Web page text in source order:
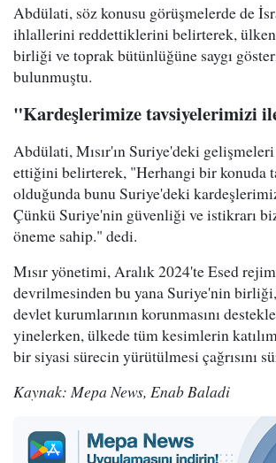
Abdülati, söz konusu görüşmelerde de
ihlallerini reddettiklerini belirterek,
birliği ve toprak bütünlüğüne saygı
bulunmuştu.
"Kardeşlerimize tavsiyelerimizi
Abdülati, Mısır'ın Suriye'deki
ettiğini belirterek, "Herhangi bir konuda
olduğunda bunu Suriye'deki
Çünkü Suriye'nin güvenliği ve istikrarı
öneme sahip." dedi.
Mısır yönetimi, Aralık 2024'te Esed
devrilmesinden bu yana Suriye'nin
devlet kurumlarının korunmasını
yinelerken, ülkede tüm kesimlerin
bir siyasi sürecin yürütülmesi çağrısını
Kaynak: Mepa News, Enab Baladi